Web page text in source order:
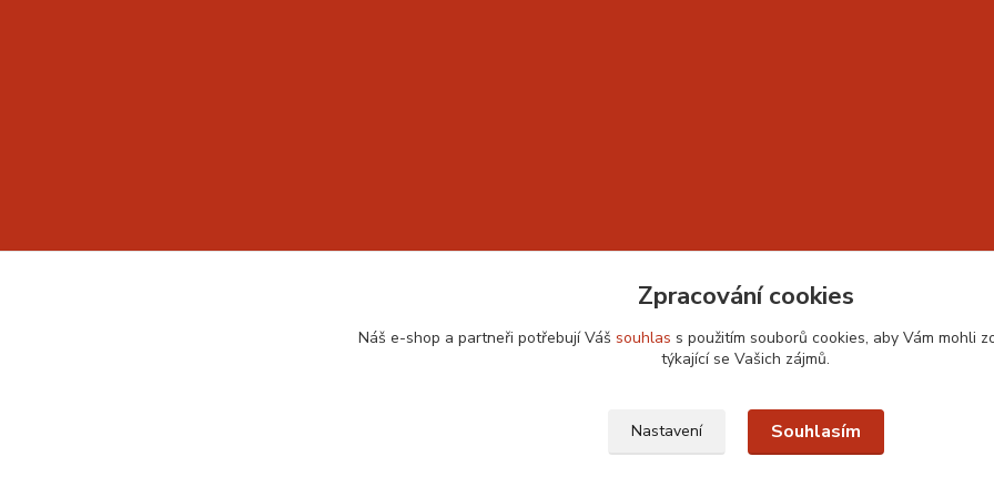
Zpracování cookies
Náš e-shop a partneři potřebují Váš souhlas s použitím souborů cookies, aby Vám mohli
týkající se Vašich zájmů.
Nastavení Souhlasím